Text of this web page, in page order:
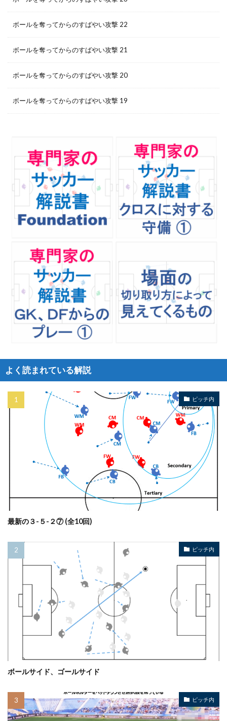
ボールを奪ってからのすばやい攻撃 22
ボールを奪ってからのすばやい攻撃 21
ボールを奪ってからのすばやい攻撃 20
ボールを奪ってからのすばやい攻撃 19
よく読まれている解説
ピッチ内
最新の３-５-２⑦ (全10回)
ピッチ内
ボールサイド、ゴールサイド
ピッチ内